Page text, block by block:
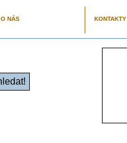
O NÁS KONTAKTY